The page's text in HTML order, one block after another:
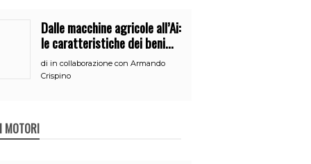
Dalle macchine agricole all’Ai:
le caratteristiche dei beni
per accedere
all’iperammortamento
di in collaborazione con Armando
Crispino
MOTORI